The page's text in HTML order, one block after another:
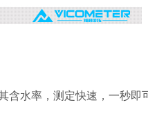
含水率，测定快速，一秒即